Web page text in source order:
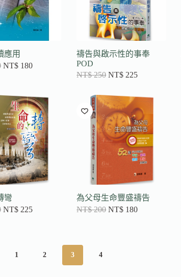
應用
NT$ 180
禱告與啟示性的事奉
POD
NT$250 NT$ 225
彎
NT$ 225
為父母生命豐盛禱告
NT$200 NT$ 180
1 2 3 4